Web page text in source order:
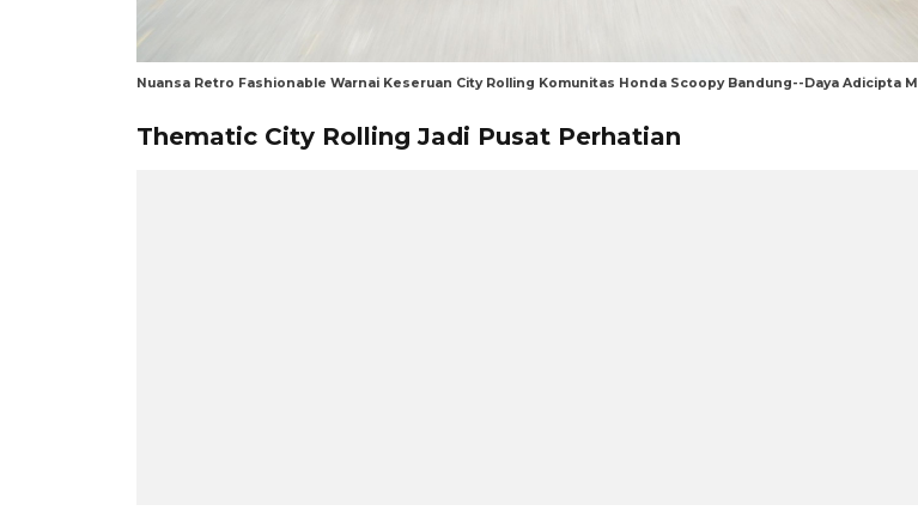
Nuansa Retro Fashionable Warnai Keseruan City Rolling Komunitas Honda Scoopy Bandung--Daya Adicipta
Thematic City Rolling Jadi Pusat Perhatian